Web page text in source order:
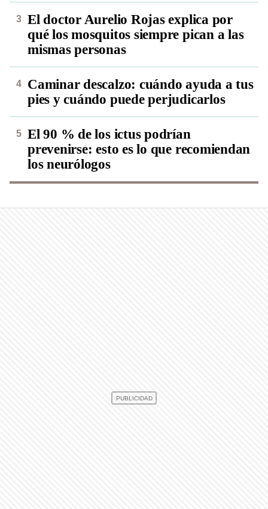
El doctor Aurelio Rojas explica por
qué los mosquitos siempre pican a las
mismas personas
Caminar descalzo: cuándo ayuda a tus
pies y cuándo puede perjudicarlos
El 90 % de los ictus podrían
prevenirse: esto es lo que recomiendan
los neurólogos